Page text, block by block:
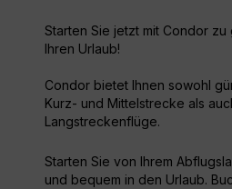
Starten Sie jetzt mit Condor zu
Ihren Urlaub!
Condor bietet Ihnen sowohl
Kurz- und Mittelstrecke als
Langstreckenflüge.
Starten Sie von Ihrem
und bequem in den Urlaub.